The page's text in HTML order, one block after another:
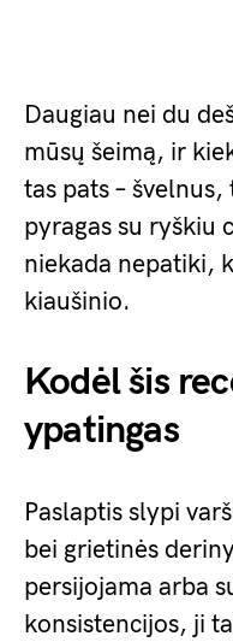
Daugiau nei du
mūsų šeimą, ir
tas pats –
pyragas su ryškiu
niekada nepatiki,
kiaušinio.
Kodėl šis
ypatingas
Paslaptis slypi
bei grietinės
persijojama arba
konsistencijos, ji